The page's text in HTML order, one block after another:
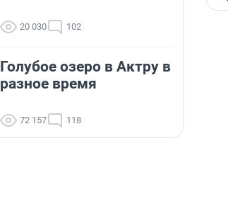
20 030 102
Голубое озеро в Актру в
разное время
72 157 118